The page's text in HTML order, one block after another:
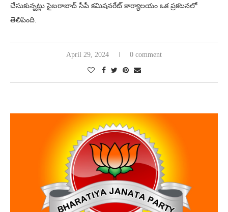
చేసుకున్నట్లు సైబరాబాద్ సీపీ కమిషనరేట్ కార్యాలయం ఒక ప్రకటనలో
తెలిపింది.
April 29, 2024 0 comment